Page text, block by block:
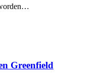
Greenfield